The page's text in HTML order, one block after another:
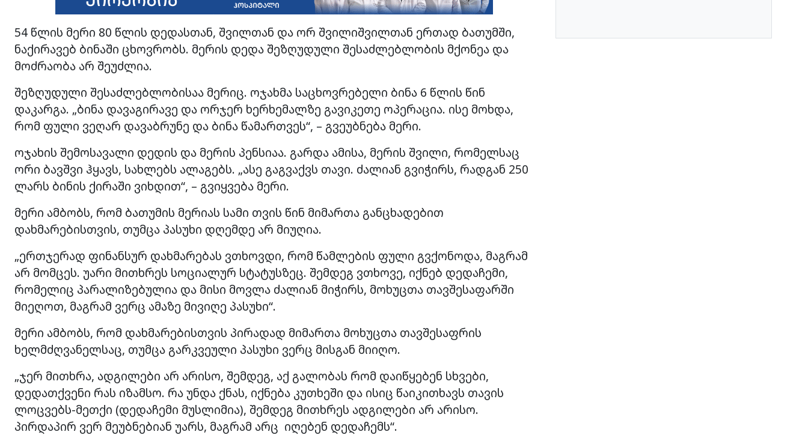
54 წლის მერი 80 წლის დედასთან, შვილთან და ორ შვილიშვილთან ერთად ბათუმში,
ნაქირავებ ბინაში ცხოვრობს. მერის დედა შეზღუდული შესაძლებლობის მქონეა და
მოძრაობა არ შეუძლია.
შეზღუდული შესაძლებლობისაა მერიც. ოჯახმა საცხოვრებელი ბინა 6 წლის წინ
დაკარგა. „ბინა დავაგირავე და ორჯერ ხერხემალზე გავიკეთე ოპერაცია. ისე მოხდა,
რომ ფული ვეღარ დავაბრუნე და ბინა წამართვეს“, – გვეუბნება მერი.
ოჯახის შემოსავალი დედის და მერის პენსიაა. გარდა ამისა, მერის შვილი, რომელსაც
ორი ბავშვი ჰყავს, სახლებს ალაგებს. „ასე გაგვაქვს თავი. ძალიან გვიჭირს, რადგან 250
ლარს ბინის ქირაში ვიხდით“, – გვიყვება მერი.
მერი ამბობს, რომ ბათუმის მერიას სამი თვის წინ მიმართა განცხადებით
დახმარებისთვის, თუმცა პასუხი დღემდე არ მიუღია.
„ერთჯერად ფინანსურ დახმარებას ვთხოვდი, რომ წამლების ფული გვქონოდა, მაგრამ
არ მომცეს. უარი მითხრეს სოციალურ სტატუსზეც. შემდეგ ვთხოვე, იქნებ დედაჩემი,
რომელიც პარალიზებულია და მისი მოვლა ძალიან მიჭირს, მოხუცთა თავშესაფარში
მიეღოთ, მაგრამ ვერც ამაზე მივიღე პასუხი“.
მერი ამბობს, რომ დახმარებისთვის პირადად მიმართა მოხუცთა თავშესაფრის
ხელმძღვანელსაც, თუმცა გარკვეული პასუხი ვერც მისგან მიიღო.
„ჯერ მითხრა, ადგილები არ არისო, შემდეგ, აქ გალობას რომ დაიწყებენ სხვები,
დედათქვენი რას იზამსო. რა უნდა ქნას, იქნება კუთხეში და ისიც წაიკითხავს თავის
ლოცვებს-მეთქი (დედაჩემი მუსლიმია), შემდეგ მითხრეს ადგილები არ არისო.
პირდაპირ ვერ მეუბნებიან უარს, მაგრამ არც იღებენ დედაჩემს“.